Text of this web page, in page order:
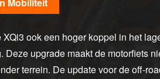
Mobiliteit
ook een hoger koppel in het
Deze upgrade maakt de motorfiets
terrein. De update voor de off-